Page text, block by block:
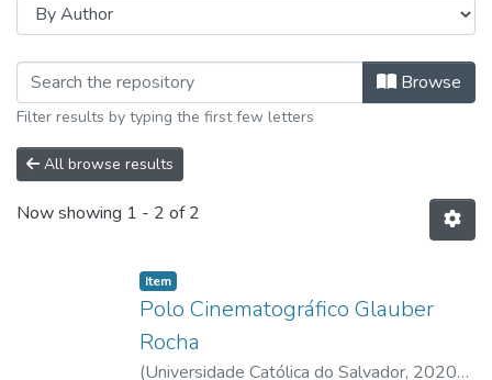
Browsing Pró-Reitoria de Browse
Filter results by typing the first few letters
All browse results
Now showing 1 - 2 of 2
Item type:
Item,
Polo Cinematográfico Glauber
Rocha
(Universidade Católica do Salvador, 2020-